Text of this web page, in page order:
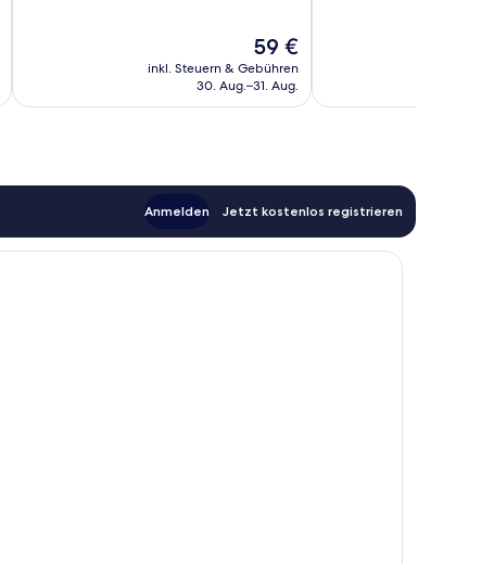
Der
Preis
beträgt
59 €
inkl. Steuern & Gebühren
30. Aug.–31. Aug.
Anmelden Jetzt kostenlos registrieren